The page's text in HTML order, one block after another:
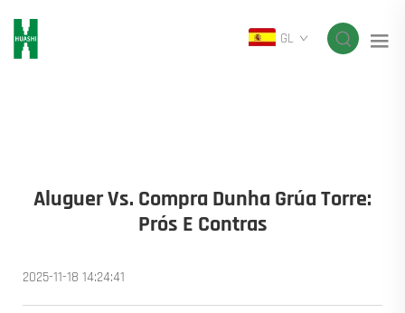
GL
Aluguer Vs. Compra Dunha Grúa Torre:
Prós E Contras
2025-11-18 14:24:41